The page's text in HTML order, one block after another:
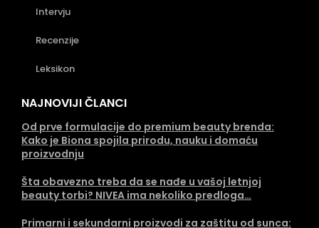
Intervju
Recenzije
Leksikon
NAJNOVIJI ČLANCI
Od prve formulacije do premium beauty brenda:
Kako je Biona spojila prirodu, nauku i domaću
proizvodnju
Šta obavezno treba da se nađe u vašoj letnjoj
beauty torbi? NIVEA ima nekoliko predloga…
Primarni i sekundarni proizvodi za zaštitu od sunca: